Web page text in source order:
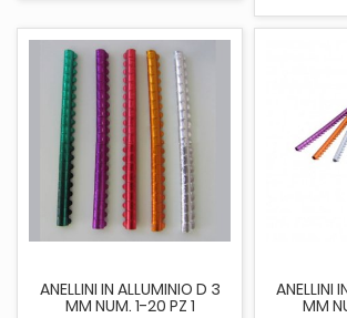
ANELLINI IN ALLUMINIO D 3
MM NUM. 1-20 PZ 1
ANELLINI
MM